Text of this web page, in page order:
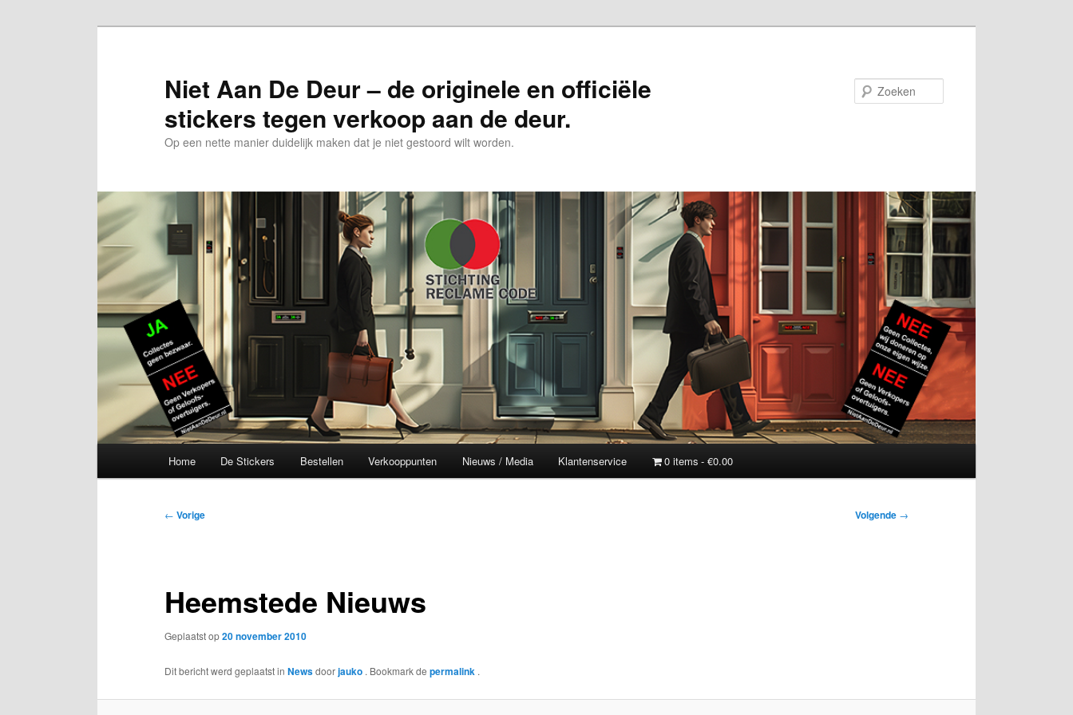
Niet Aan De Deur – de originele en officiële
stickers tegen verkoop aan de deur.
Op een nette manier duidelijk maken dat je niet gestoord wilt worden.
Home De Stickers Bestellen Verkooppunten Nieuws / Media Klantenservice 0 items €0.00
Bericht
← Vorige Volgende →
Heemstede Nieuws
Geplaatst op20 november 2010
Dit bericht werd geplaatst in Newsdoorjauko . Bookmark de permalink .